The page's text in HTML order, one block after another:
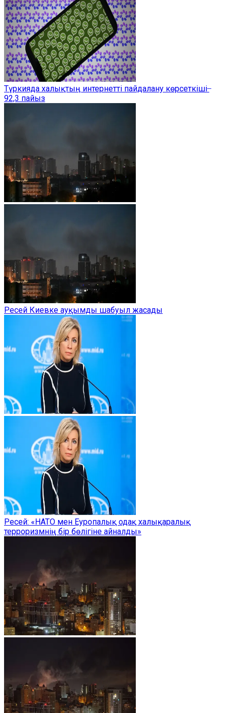
Түркияда халықтың интернетті пайдалану көрсеткіші ̶
92,3 пайыз
Ресей Киевке ауқымды шабуыл жасады
Ресей: «НАТО мен Еуропалық одақ халықаралық
терроризмнің бір бөлігіне айналды»